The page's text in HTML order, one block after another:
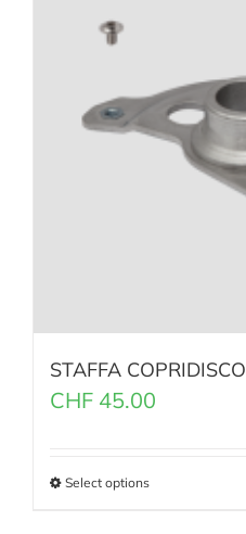
STAFFA COPRIDISCO
CHF 45.00
Select options